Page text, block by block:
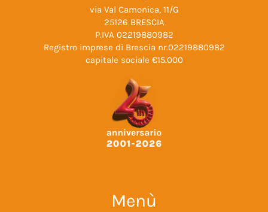
via Val Camonica, 11/G
25126 BRESCIA
P.IVA 02219880982
Registro imprese di Brescia nr.02219880982
capitale sociale €15.000
Menù